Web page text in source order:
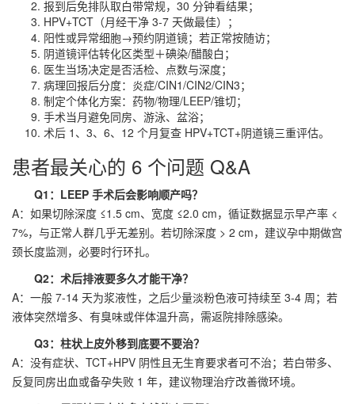
报到后免排队取白带常规，30 分钟看结果；
HPV+TCT（月经干净 3-7 天做最佳）；
阳性或异常细胞→预约阴道镜；若正常按随访；
阴道镜评估转化区类型＋碘染/醋酸白；
医生当场决定是否活检、点数与深度；
病理回报后分度：炎症/CIN1/CIN2/CIN3；
制定个体化方案：药物/物理/LEEP/锥切；
手术当月避免同房、游泳、盆浴；
术后 1、3、6、12 个月复查 HPV+TCT+阴道镜三重评估。
患者最关心的 6 个问题 Q&A
Q1：LEEP 手术后会影响顺产吗？
A：如果切除深度 ≤1.5 cm、宽度 ≤2.0 cm，循证数据显示早产率 <
7%，与正常人群几乎无差别。若切除深度 > 2 cm，建议孕中期做宫
颈长度监测，必要时行环扎。
Q2：术后排液要多久才能干净？
A：一般 7-14 天为浆液性，之后少量淡粉色液可持续至 3-4 周；若
液体突然增多、有臭味或伴体温升高，需返院排除感染。
Q3：柱状上皮外移到底要不要治？
A：没有症状、TCT+HPV 阴性且无生育要求者可不治；若白带多、
反复同房出血或备孕失败 1 年，建议物理治疗改善微环境。